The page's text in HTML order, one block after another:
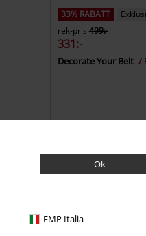
Ok
EMP Italia
33% RABATT
rek-pris 499:-
331:-
Decorate Your Belt